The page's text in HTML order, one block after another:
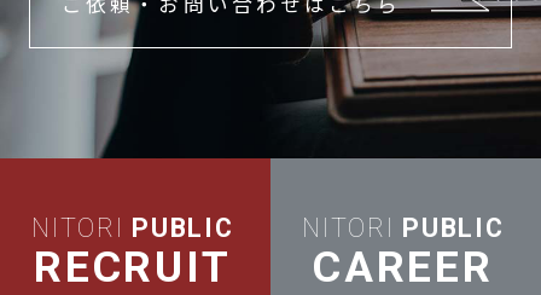
NITORI PUBLIC
RECRUIT
NITORI PUBLIC
CAREER